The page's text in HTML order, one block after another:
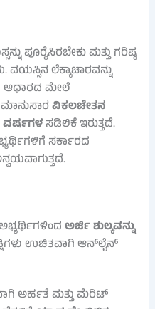
ಪೂರೈಸಿರಬೇಕು ಮತ್ತು ಗರಿಷ್ಠ
ಲೆಕ್ಕಾಚಾರವನ್ನು
ಆಧಾರದ ಮೇಲೆ
ವಿಕಲಚೇತನ
ವರ್ಷಗಳಸಡಿಲಿಕೆ ಇರುತ್ತದೆ.
ಸರ್ಕಾರದ
ಅರ್ಜಿ ಶುಲ್ಕವನ್ನು
ಉಚಿತವಾಗಿ ಆನ್‌ಲೈನ್
ಅರ್ಹತೆ ಮತ್ತು ಮೆರಿಟ್